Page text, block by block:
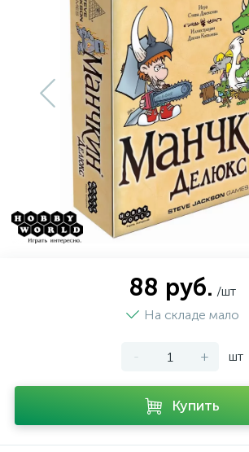
88 руб. /шт
На складе мало
- + шт
Купить